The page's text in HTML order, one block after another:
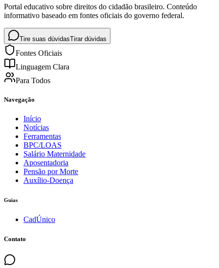
Portal educativo sobre direitos do cidadão brasileiro. Conteúdo
informativo baseado em fontes oficiais do governo federal.
Tire suas dúvidasTirar dúvidas
Fontes Oficiais
Linguagem Clara
Para Todos
Navegação
Início
Notícias
Ferramentas
BPC/LOAS
Salário Maternidade
Aposentadoria
Pensão por Morte
Auxílio-Doença
Guias
CadÚnico
Contato